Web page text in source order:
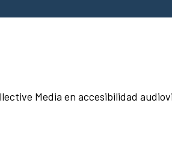
Media en accesibilidad